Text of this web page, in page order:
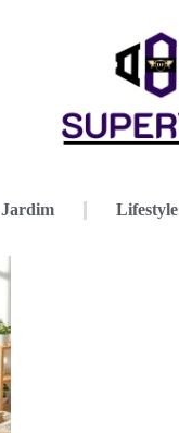
Jardim Lifestyle